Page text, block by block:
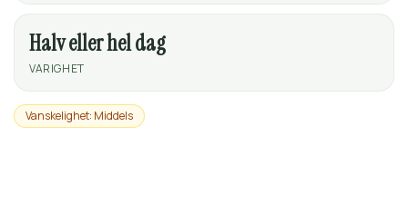
Halv eller hel dag
VARIGHET
Vanskelighet: Middels